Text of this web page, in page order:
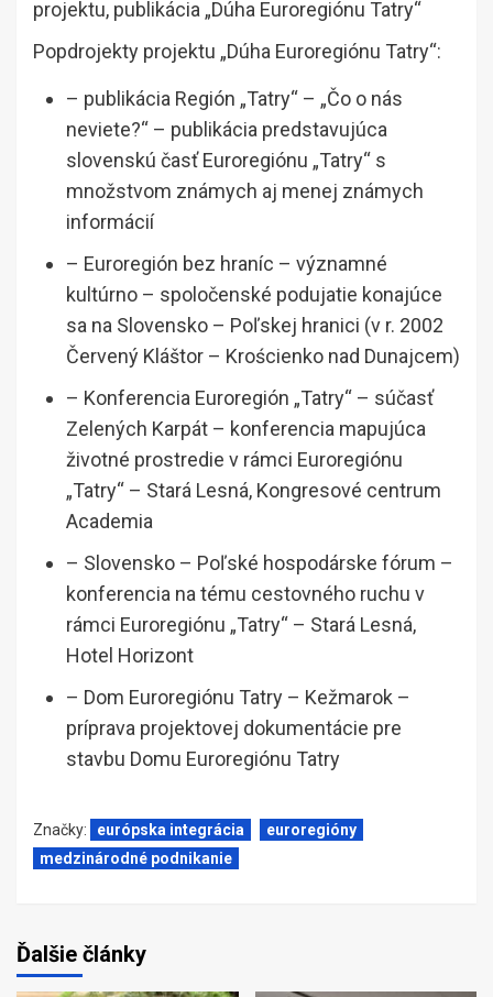
projektu, publikácia „Dúha Euroregiónu Tatry“
Popdrojekty projektu „Dúha Euroregiónu Tatry“:
– publikácia Región „Tatry“ – „Čo o nás
neviete?“ – publikácia predstavujúca
slovenskú časť Euroregiónu „Tatry“ s
množstvom známych aj menej známych
informácií
– Euroregión bez hraníc – významné
kultúrno – spoločenské podujatie konajúce
sa na Slovensko – Poľskej hranici (v r. 2002
Červený Kláštor – Krościenko nad Dunajcem)
– Konferencia Euroregión „Tatry“ – súčasť
Zelených Karpát – konferencia mapujúca
životné prostredie v rámci Euroregiónu
„Tatry“ – Stará Lesná, Kongresové centrum
Academia
– Slovensko – Poľské hospodárske fórum –
konferencia na tému cestovného ruchu v
rámci Euroregiónu „Tatry“ – Stará Lesná,
Hotel Horizont
– Dom Euroregiónu Tatry – Kežmarok –
príprava projektovej dokumentácie pre
stavbu Domu Euroregiónu Tatry
Značky: európska integrácia
euroregióny
medzinárodné podnikanie
Ďalšie články